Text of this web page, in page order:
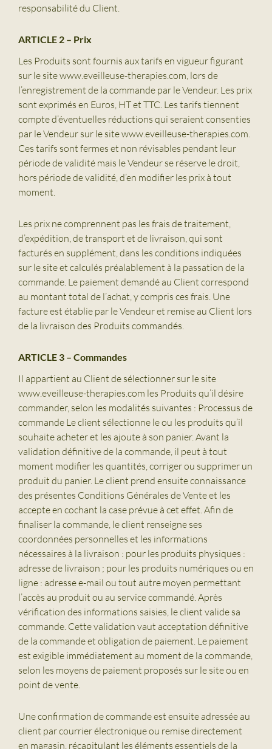
responsabilité du Client.
ARTICLE 2 – Prix
Les Produits sont fournis aux tarifs en vigueur figurant
sur le site www.eveilleuse-therapies.com, lors de
l’enregistrement de la commande par le Vendeur. Les prix
sont exprimés en Euros, HT et TTC. Les tarifs tiennent
compte d’éventuelles réductions qui seraient consenties
par le Vendeur sur le site www.eveilleuse-therapies.com.
Ces tarifs sont fermes et non révisables pendant leur
période de validité mais le Vendeur se réserve le droit,
hors période de validité, d’en modifier les prix à tout
moment.
Les prix ne comprennent pas les frais de traitement,
d’expédition, de transport et de livraison, qui sont
facturés en supplément, dans les conditions indiquées
sur le site et calculés préalablement à la passation de la
commande. Le paiement demandé au Client correspond
au montant total de l’achat, y compris ces frais. Une
facture est établie par le Vendeur et remise au Client lors
de la livraison des Produits commandés.
ARTICLE 3 – Commandes
Il appartient au Client de sélectionner sur le site
www.eveilleuse-therapies.com les Produits qu’il désire
commander, selon les modalités suivantes : Processus de
commande Le client sélectionne le ou les produits qu’il
souhaite acheter et les ajoute à son panier. Avant la
validation définitive de la commande, il peut à tout
moment modifier les quantités, corriger ou supprimer un
produit du panier. Le client prend ensuite connaissance
des présentes Conditions Générales de Vente et les
accepte en cochant la case prévue à cet effet. Afin de
finaliser la commande, le client renseigne ses
coordonnées personnelles et les informations
nécessaires à la livraison : pour les produits physiques :
adresse de livraison ; pour les produits numériques ou en
ligne : adresse e-mail ou tout autre moyen permettant
l’accès au produit ou au service commandé. Après
vérification des informations saisies, le client valide sa
commande. Cette validation vaut acceptation définitive
de la commande et obligation de paiement. Le paiement
est exigible immédiatement au moment de la commande,
selon les moyens de paiement proposés sur le site ou en
point de vente.
Une confirmation de commande est ensuite adressée au
client par courrier électronique ou remise directement
en magasin, récapitulant les éléments essentiels de la